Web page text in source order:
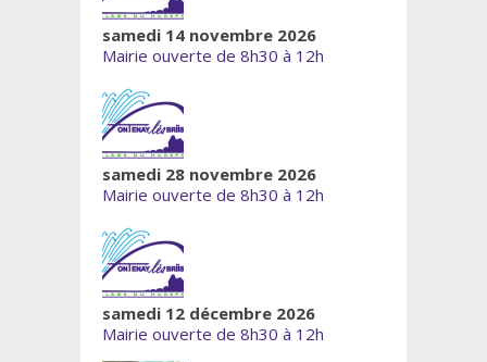
samedi 14 novembre 2026
Mairie ouverte de 8h30 à 12h
samedi 28 novembre 2026
Mairie ouverte de 8h30 à 12h
samedi 12 décembre 2026
Mairie ouverte de 8h30 à 12h